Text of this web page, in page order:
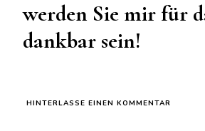
werden Sie mir für
dankbar sein!
HINTERLASSE EINEN KOMMENTAR